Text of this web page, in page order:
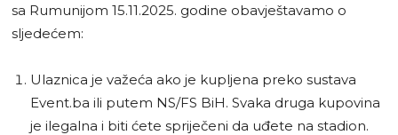
sa Rumunijom 15.11.2025. godine obavještavamo o
sljedećem:
Ulaznica je važeća ako je kupljena preko sustava
Event.ba ili putem NS/FS BiH. Svaka druga kupovina
je ilegalna i biti ćete spriječeni da uđete na stadion.